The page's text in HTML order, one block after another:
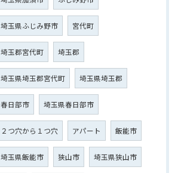
埼玉県ふじみ野市 宮代町
埼玉郡宮代町 埼玉郡
埼玉県埼玉郡宮代町 埼玉県埼玉郡
春日部市 埼玉県春日部市
２つ穴から１つ穴 アパート 飯能市
埼玉県飯能市 狭山市 埼玉県狭山市